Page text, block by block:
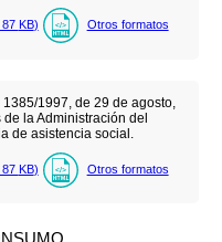
87 KB) Otros formatos
1997, de 29 de agosto,
la Administración del
de asistencia social.
87 KB) Otros formatos